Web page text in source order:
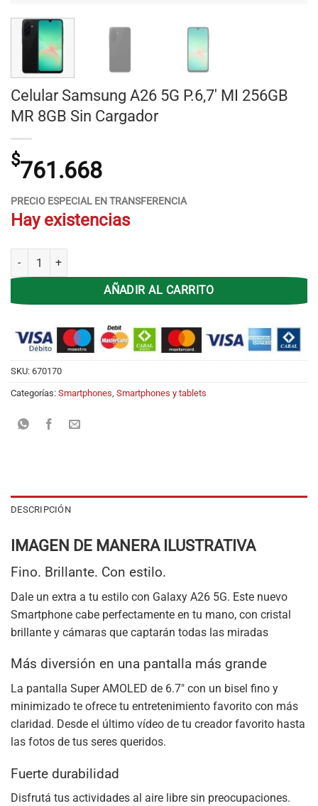
Celular Samsung A26 5G P.6,7′ MI 256GB
MR 8GB Sin Cargador
$761.668
PRECIO ESPECIAL EN TRANSFERENCIA
Hay existencias
Celular Samsung A26 5G P.6,7' MI 256GB MR 8GB Sin Cargador
AÑADIR AL CARRITO
SKU: 670170
Categorías: Smartphones Smartphones y tablets
DESCRIPCIÓN
IMAGEN DE MANERA ILUSTRATIVA
Fino. Brillante. Con estilo.
Dale un extra a tu estilo con Galaxy A26 5G. Este nuevo
Smartphone cabe perfectamente en tu mano, con cristal
brillante y cámaras que captarán todas las miradas
Más diversión en una pantalla más grande
La pantalla Super AMOLED de 6.7″ con un bisel fino y
minimizado te ofrece tu entretenimiento favorito con más
claridad. Desde el último vídeo de tu creador favorito hasta
las fotos de tus seres queridos.
Fuerte durabilidad
Disfrutá tus actividades al aire libre sin preocupaciones.